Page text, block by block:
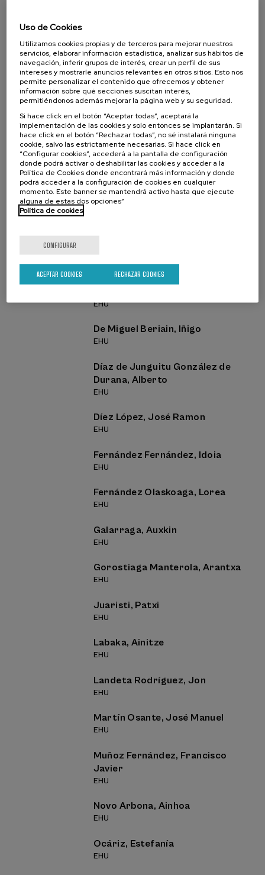
EHU
Aldaz Arregui, Juan
EHU
Álvarez Etxeberria, Igor
EHU
Amezaga Albizu, Josu
EHU
Iztueta Goizueta, Garbiñe
EHU
Calvo Molinos, Borja
EHU
EHU
De Miguel Beriain, Iñigo
EHU
Díaz de Junguitu González de
Durana, Alberto
EHU
Díez López, José Ramon
EHU
Fernández Fernández, Idoia
EHU
Fernández Olaskoaga, Lorea
EHU
Galarraga, Auxkin
EHU
Gorostiaga Manterola, Arantxa
EHU
Juaristi, Patxi
EHU
Labaka, Ainitze
EHU
Landeta Rodríguez, Jon
EHU
Martín Osante, José Manuel
EHU
Muñoz Fernández, Francisco
Javier
EHU
Novo Arbona, Ainhoa
EHU
Ocáriz, Estefanía
EHU
Uso de Cookies
Utilizamos cookies propias y de terceros para mejorar nuestros
servicios, elaborar información estadística, analizar sus hábitos de
navegación, inferir grupos de interés, crear un perfil de sus
intereses y mostrarle anuncios relevantes en otros sitios. Esto nos
permite personalizar el contenido que ofrecemos y obtener
información sobre qué secciones suscitan interés,
permitiéndonos además mejorar la página web y su seguridad.
Si hace click en el botón “Aceptar todas”, aceptará la
implementación de las cookies y solo entonces se implantarán. Si
hace click en el botón “Rechazar todas”, no sé instalará ninguna
cookie, salvo las estrictamente necesarias. Si hace click en
“Configurar cookies”, accederá a la pantalla de configuración
donde podrá activar o deshabilitar las cookies y acceder a la
Política de Cookies donde encontrará más información y donde
podrá acceder a la configuración de cookies en cualquier
momento. Este banner se mantendrá activo hasta que ejecute
alguna de estas dos opciones”
Política de cookies
CONFIGURAR
RECHAZAR COOKIES
ACEPTAR COOKIES